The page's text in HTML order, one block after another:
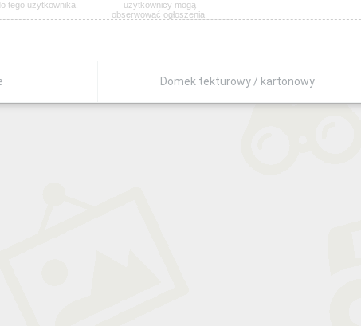
tego użytkownika.
użytkownicy mogą
obserwować ogłoszenia.
Domek tekturowy / kartonowy